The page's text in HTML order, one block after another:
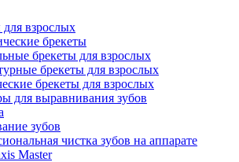
для взрослых
брекеты
брекеты для взрослых
брекеты для взрослых
брекеты для взрослых
для выравнивания зубов
зубов
чистка зубов на аппарате
Master